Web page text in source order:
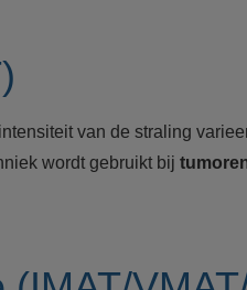
van de straling
wordt gebruikt bij